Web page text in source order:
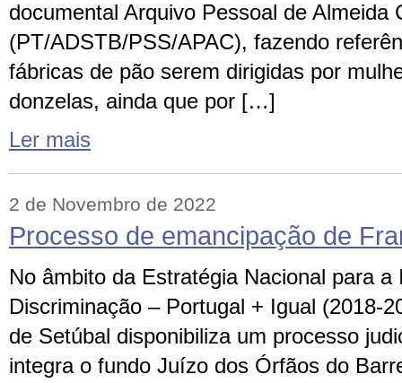
documental Arquivo Pessoal de Almeida
(PT/ADSTB/PSS/APAC), fazendo
fábricas de pão serem dirigidas por
donzelas, ainda que por […]
Ler mais
2 de Novembro de 2022
Processo de emancipação de
No âmbito da Estratégia Nacional para a
Discriminação – Portugal + Igual (2018-
de Setúbal disponibiliza um processo
integra o fundo Juízo dos Órfãos do